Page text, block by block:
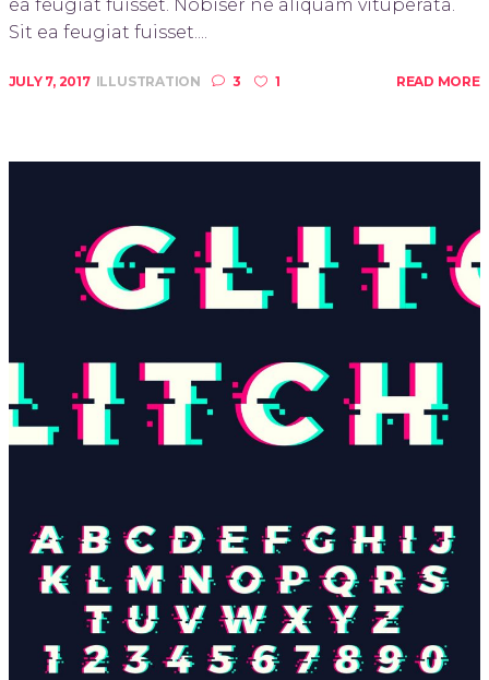
ea feugiat fuisset. Nobiser ne aliquam vituperata.
Sit ea feugiat fuisset....
JULY 7, 2017 ILLUSTRATION 3 1 READ MORE